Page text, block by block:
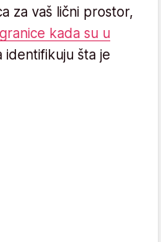
za vaš lični prostor,
kada su u
identifikuju šta je